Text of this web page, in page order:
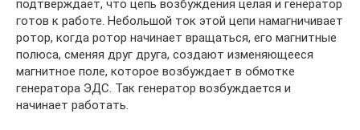
подтверждает, что цепь возбуждения целая и генератор
готов к работе. Небольшой ток этой цепи намагничивает
ротор, когда ротор начинает вращаться, его магнитные
полюса, сменяя друг друга, создают изменяющееся
магнитное поле, которое возбуждает в обмотке
генератора ЭДС. Так генератор возбуждается и
начинает работать.